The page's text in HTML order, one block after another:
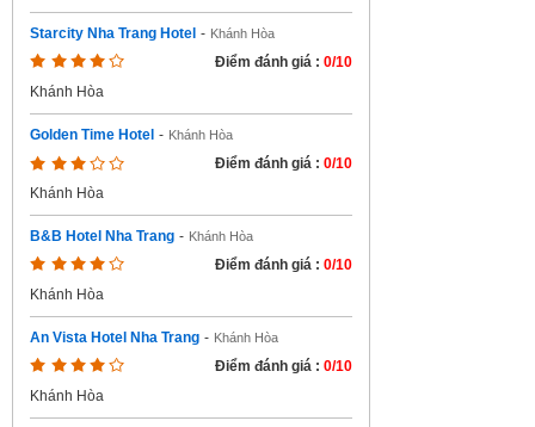
Starcity Nha Trang Hotel - Khánh Hòa
Điểm đánh giá : 0/10
Khánh Hòa
Golden Time Hotel - Khánh Hòa
Điểm đánh giá : 0/10
Khánh Hòa
B&B Hotel Nha Trang - Khánh Hòa
Điểm đánh giá : 0/10
Khánh Hòa
An Vista Hotel Nha Trang - Khánh Hòa
Điểm đánh giá : 0/10
Khánh Hòa